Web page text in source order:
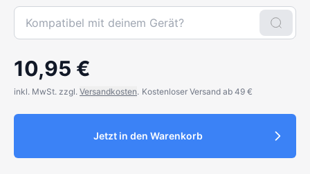
10,95 €
inkl. MwSt. zzgl. Versandkosten. Kostenloser Versand ab 49 €
Jetzt in den Warenkorb